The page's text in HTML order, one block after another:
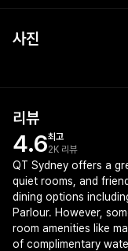
사진
리뷰
4.6최고
2K 리뷰
QT Sydney offers a
quiet rooms, and
dining options
Parlour. However,
room amenities like
of complimentary